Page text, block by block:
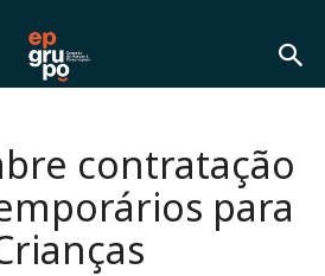
contratação
para